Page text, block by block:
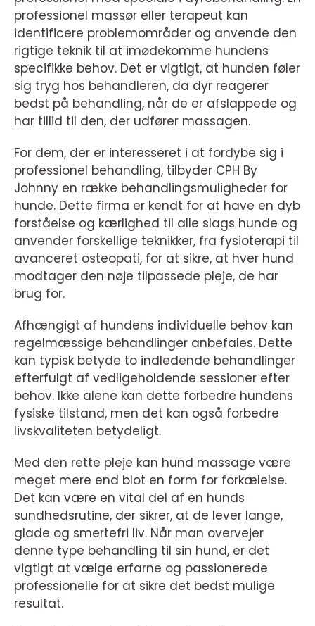
professionel massør eller terapeut kan
identificere problemområder og anvende den
rigtige teknik til at imødekomme hundens
specifikke behov. Det er vigtigt, at hunden føler
sig tryg hos behandleren, da dyr reagerer
bedst på behandling, når de er afslappede og
har tillid til den, der udfører massagen.
For dem, der er interesseret i at fordybe sig i
professionel behandling, tilbyder CPH By
Johnny en række behandlingsmuligheder for
hunde. Dette firma er kendt for at have en dyb
forståelse og kærlighed til alle slags hunde og
anvender forskellige teknikker, fra fysioterapi til
avanceret osteopati, for at sikre, at hver hund
modtager den nøje tilpassede pleje, de har
brug for.
Afhængigt af hundens individuelle behov kan
regelmæssige behandlinger anbefales. Dette
kan typisk betyde to indledende behandlinger
efterfulgt af vedligeholdende sessioner efter
behov. Ikke alene kan dette forbedre hundens
fysiske tilstand, men det kan også forbedre
livskvaliteten betydeligt.
Med den rette pleje kan hund massage være
meget mere end blot en form for forkælelse.
Det kan være en vital del af en hunds
sundhedsrutine, der sikrer, at de lever lange,
glade og smertefri liv. Når man overvejer
denne type behandling til sin hund, er det
vigtigt at vælge erfarne og passionerede
professionelle for at sikre det bedst mulige
resultat.